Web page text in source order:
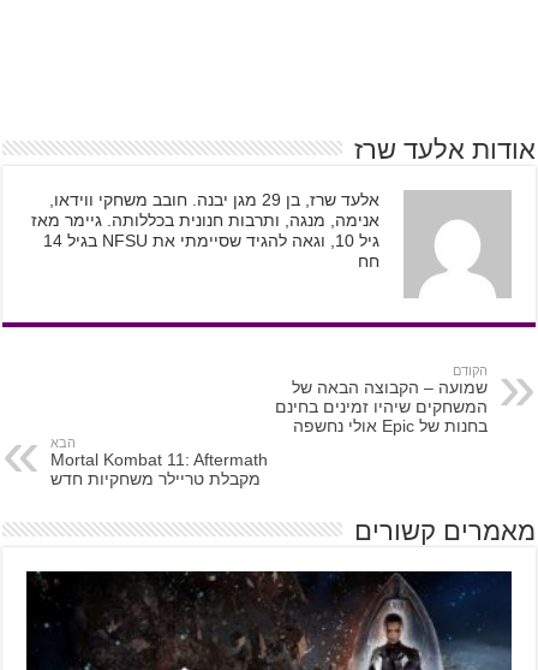
אודות אלעד שרז
אלעד שרז, בן 29 מגן יבנה. חובב משחקי ווידאו,
אנימה, מנגה, ותרבות חנונית בכללותה. גיימר מאז
גיל 10, וגאה להגיד שסיימתי את NFSU בגיל 14
חח
הקודם
שמועה – הקבוצה הבאה של
המשחקים שיהיו זמינים בחינם
בחנות של Epic אולי נחשפה
הבא
Mortal Kombat 11: Aftermath
מקבלת טריילר משחקיות חדש
מאמרים קשורים